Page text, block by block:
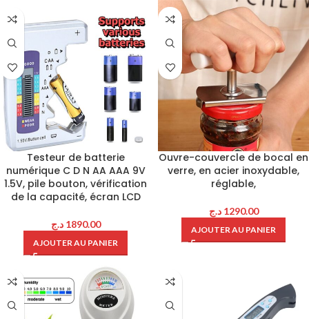
Testeur de batterie
numérique C D N AA AAA 9V
1.5V, pile bouton, vérification
de la capacité, écran LCD
1890.00 د.ج
AJOUTER AU PANIER
Ouvre-couvercle de bocal en
verre, en acier inoxydable,
réglable,
1290.00 د.ج
AJOUTER AU PANIER